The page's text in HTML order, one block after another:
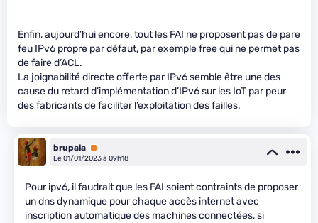
Enfin, aujourd’hui encore, tout les FAI ne proposent pas de pare
feu IPv6 propre par défaut, par exemple free qui ne permet pas
de faire d’ACL.
La joignabilité directe offerte par IPv6 semble être une des
cause du retard d’implémentation d’IPv6 sur les IoT par peur
des fabricants de faciliter l’exploitation des failles.
brupala Premium
Le 01/01/2023 à 09h18
Pour ipv6, il faudrait que les FAI soient contraints de proposer
un dns dynamique pour chaque accès internet avec
inscription automatique des machines connectées, si